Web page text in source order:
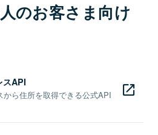
のお客さま向け
スAPI
ら住所を取得できる公式API